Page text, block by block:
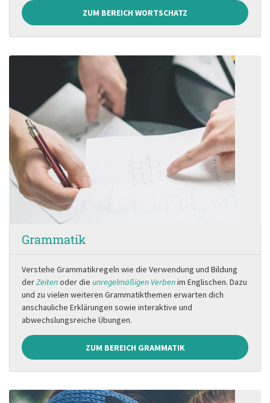
ZUM BEREICH WORTSCHATZ
Grammatik
Verstehe Grammatikregeln wie die Verwendung und Bildung
derZeitenoder die unregelmäßigen Verbenim Englischen. Dazu
und zu vielen weiteren Grammatikthemen erwarten dich
anschauliche Erklärungen sowie interaktive und
abwechslungsreiche Übungen.
ZUM BEREICH GRAMMATIK